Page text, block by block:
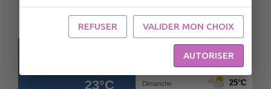
REFUSER VALIDER MON CHOIX
AUTORISER